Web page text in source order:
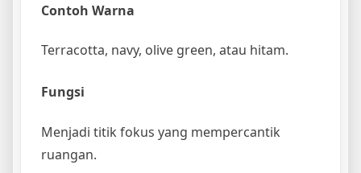
Contoh Warna
Terracotta, navy, olive green, atau hitam.
Fungsi
Menjadi titik fokus yang mempercantik
ruangan.